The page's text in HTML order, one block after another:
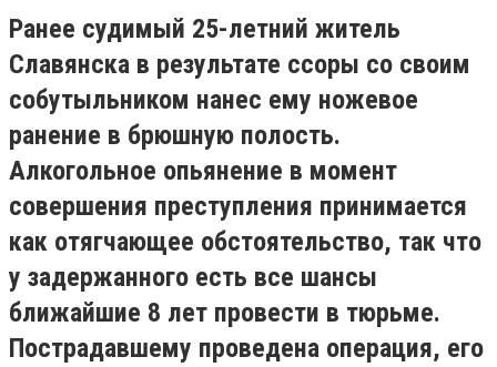
Ранее судимый 25-летний житель
Славянска в результате ссоры со своим
собутыльником нанес ему ножевое
ранение в брюшную полость.
Алкогольное опьянение в момент
совершения преступления принимается
как отягчающее обстоятельство, так что
у задержанного есть все шансы
ближайшие 8 лет провести в тюрьме.
Пострадавшему проведена операция, его